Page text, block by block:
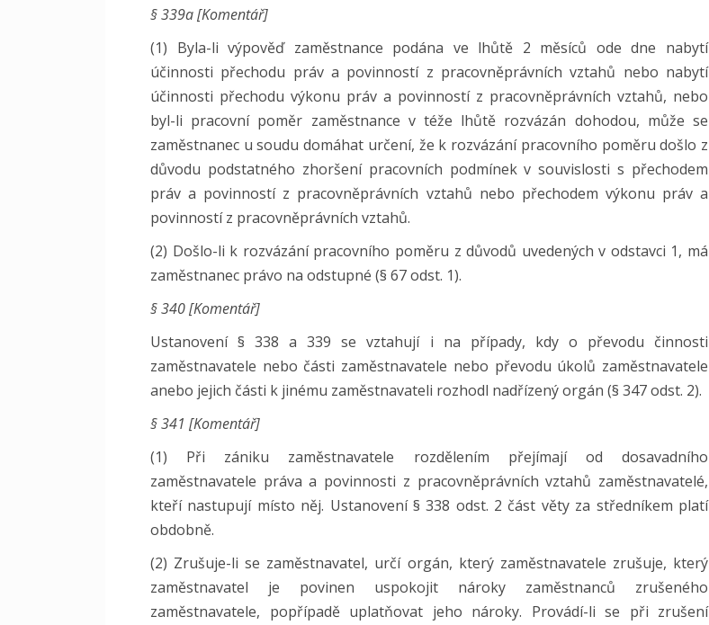
§ 339a [Komentář]
(1) Byla-li výpověď zaměstnance podána ve lhůtě 2 měsíců ode dne nabytí
účinnosti přechodu práv a povinností z pracovněprávních vztahů nebo nabytí
účinnosti přechodu výkonu práv a povinností z pracovněprávních vztahů, nebo
byl-li pracovní poměr zaměstnance v téže lhůtě rozvázán dohodou, může se
zaměstnanec u soudu domáhat určení, že k rozvázání pracovního poměru došlo z
důvodu podstatného zhoršení pracovních podmínek v souvislosti s přechodem
práv a povinností z pracovněprávních vztahů nebo přechodem výkonu práv a
povinností z pracovněprávních vztahů.
(2) Došlo-li k rozvázání pracovního poměru z důvodů uvedených v odstavci 1, má
zaměstnanec právo na odstupné (§ 67 odst. 1).
§ 340 [Komentář]
Ustanovení § 338 a 339 se vztahují i na případy, kdy o převodu činnosti
zaměstnavatele nebo části zaměstnavatele nebo převodu úkolů zaměstnavatele
anebo jejich části k jinému zaměstnavateli rozhodl nadřízený orgán (§ 347 odst. 2).
§ 341 [Komentář]
(1) Při zániku zaměstnavatele rozdělením přejímají od dosavadního
zaměstnavatele práva a povinnosti z pracovněprávních vztahů zaměstnavatelé,
kteří nastupují místo něj. Ustanovení § 338 odst. 2 část věty za středníkem platí
obdobně.
(2) Zrušuje-li se zaměstnavatel, určí orgán, který zaměstnavatele zrušuje, který
zaměstnavatel je povinen uspokojit nároky zaměstnanců zrušeného
zaměstnavatele, popřípadě uplatňovat jeho nároky. Provádí-li se při zrušení